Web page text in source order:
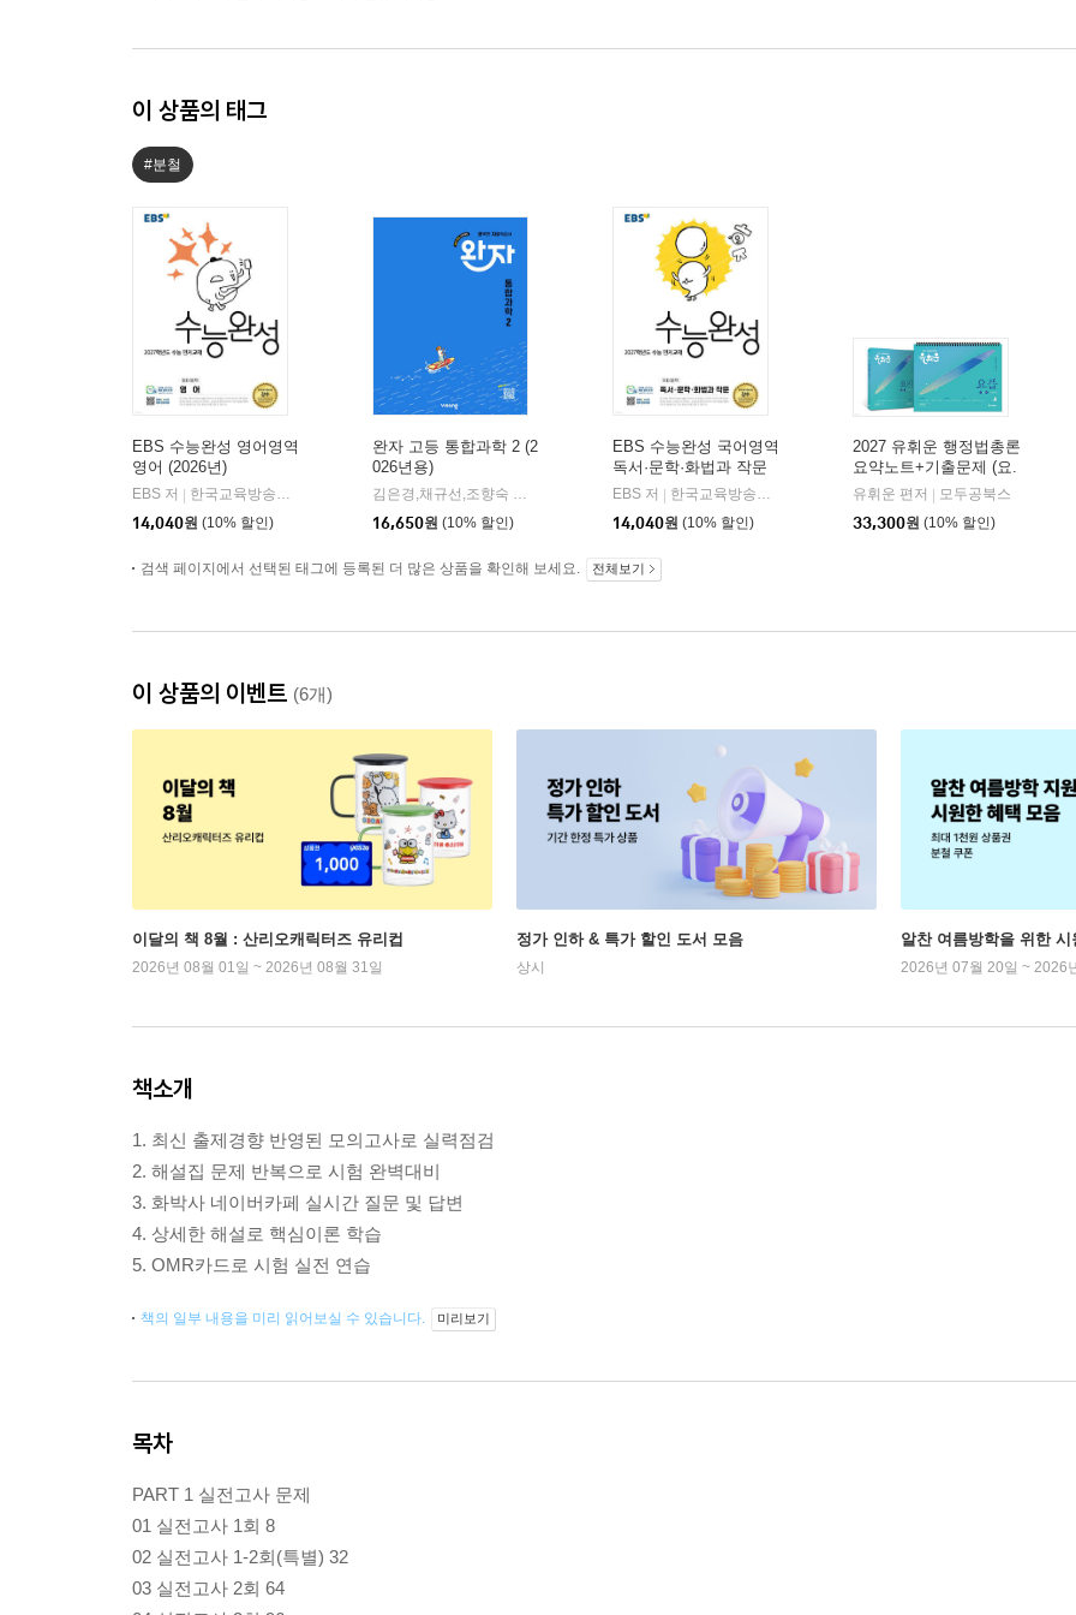
이 상품의 태그
#분철
EBS 수능완성 영어영역
영어 (2026년)
EBS 저
한국교육방송공사
14,040원 (10% 할인)
완자 고등 통합과학 2 (2
026년용)
김은경,채규선,조향숙 등저
16,650원 (10% 할인)
EBS 수능완성 국어영역
독서·문학·화법과 작문
(2026년)
EBS 저
한국교육방송공사
14,040원 (10% 할인)
2027 유휘운 행정법총론
요약노트+기출문제 (요.
플.)
유휘운 편저
모두공북스
33,300원 (10% 할인)
검색 페이지에서 선택된 태그에 등록된 더 많은 상품을 확인해 보세요. 전체보기
이 상품의 이벤트 (6개)
이달의 책 8월 : 산리오캐릭터즈 유리컵
2026년 08월 01일 ~ 2026년 08월 31일
정가 인하 & 특가 할인 도서 모음
상시
알찬 여름방학을 위한 시
2026년 07월 20일 ~ 2026
책소개
1. 최신 출제경향 반영된 모의고사로 실력점검
2. 해설집 문제 반복으로 시험 완벽대비
3. 화박사 네이버카페 실시간 질문 및 답변
4. 상세한 해설로 핵심이론 학습
5. OMR카드로 시험 실전 연습
책의 일부 내용을 미리 읽어보실 수 있습니다. 미리보기
목차
PART 1 실전고사 문제
01 실전고사 1회 8
02 실전고사 1-2회(특별) 32
03 실전고사 2회 64